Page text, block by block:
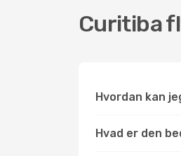
Curitiba
Hvordan kan
Hvad er den